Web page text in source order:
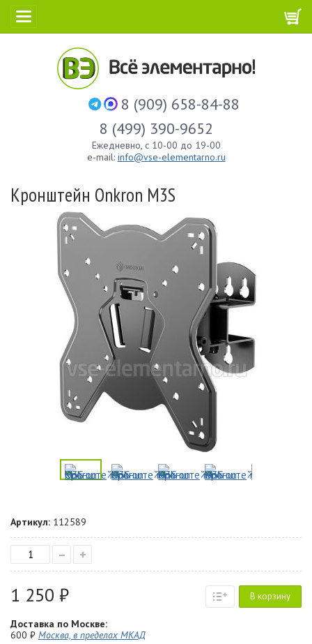
8 (909) 658-84-88
8 (499) 390-9652
Ежедневно, с 10-00 до 19-00
e-mail: info@vse-elementarno.ru
Кронштейн Onkron M3S
Артикул: 112589
– +
1 250 ₽ В корзину
Доставка по Москве:
600 ₽ Москва, в пределах МКАД